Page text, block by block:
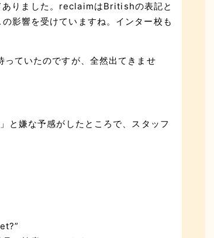
りました。reclaimはBritishの表記と
影響を受けていますね。インター校も
ていたのですが、全然出てきませ
と嫌な予感がしたところで、スタッフ